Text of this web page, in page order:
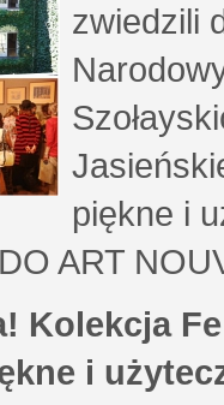
zwiedzili
piękne i
ART
Kolekcja
i